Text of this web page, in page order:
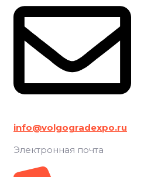
info@volgogradexpo.ru
Электронная почта